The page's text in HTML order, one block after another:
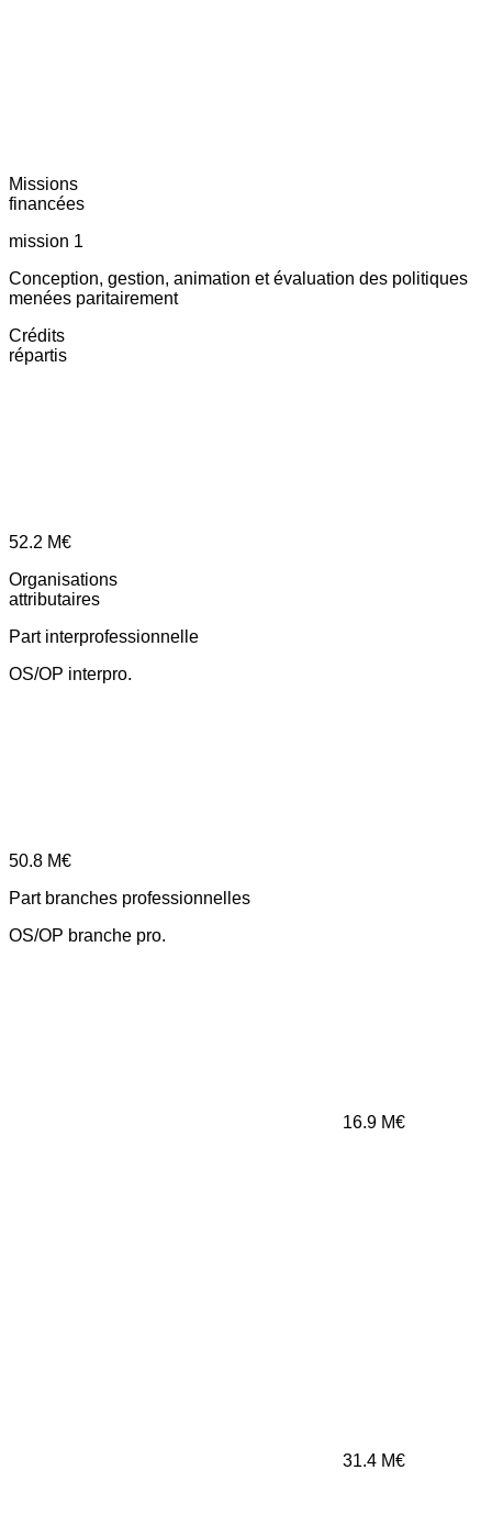
Missions
financées
mission 1
Conception, gestion, animation et évaluation des politiques
menées paritairement
Crédits
répartis
52.2 M€
Organisations
attributaires
Part interprofessionnelle
OS/OP interpro.
50.8 M€
Part branches professionnelles
OS/OP branche pro.
16.9 M€
31.4 M€